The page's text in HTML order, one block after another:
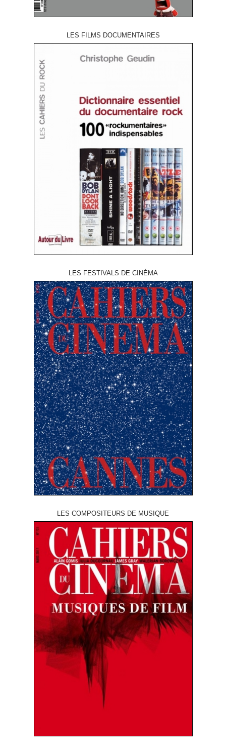
LES FILMS DOCUMENTAIRES
LES FESTIVALS DE CINÉMA
LES COMPOSITEURS DE MUSIQUE